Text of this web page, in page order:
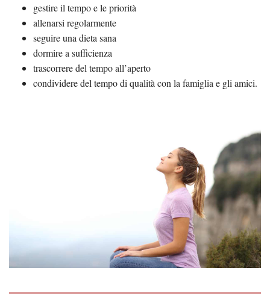
gestire il tempo e le priorità
allenarsi regolarmente
seguire una dieta sana
dormire a sufficienza
trascorrere del tempo all’aperto
condividere del tempo di qualità con la famiglia e gli amici.